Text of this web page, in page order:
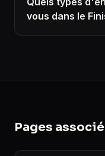
vous dans le
Pages